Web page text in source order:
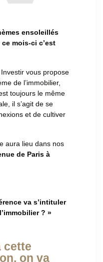
ensoleillés
ce mois-ci c’est
vous propose
de l’immobilier,
toujours le même
il s’agit de se
et de cultiver
aura lieu dans nos
de Paris à
va s’intituler
? »
cette
on va